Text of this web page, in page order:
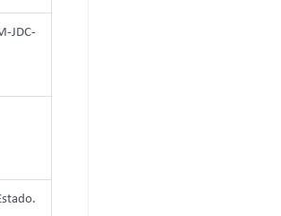
JDC-